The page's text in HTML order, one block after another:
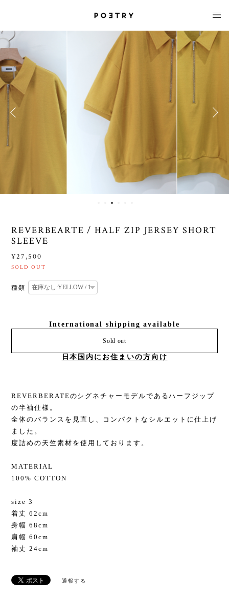
REVERBEARTE / HALF ZIP JERSEY SHORT
SLEEVE
¥27,500
SOLD OUT
種類
International shipping available
Sold out
日本国内にお住まいの方向け
REVERBERATEのシグネチャーモデルであるハーフジップ
の半袖仕様。
全体のバランスを見直し、コンパクトなシルエットに仕上げ
ました。
度詰めの天竺素材を使用しております。
MATERIAL
100% COTTON
size 3
着丈 62cm
身幅 68cm
肩幅 60cm
袖丈 24cm
通報する